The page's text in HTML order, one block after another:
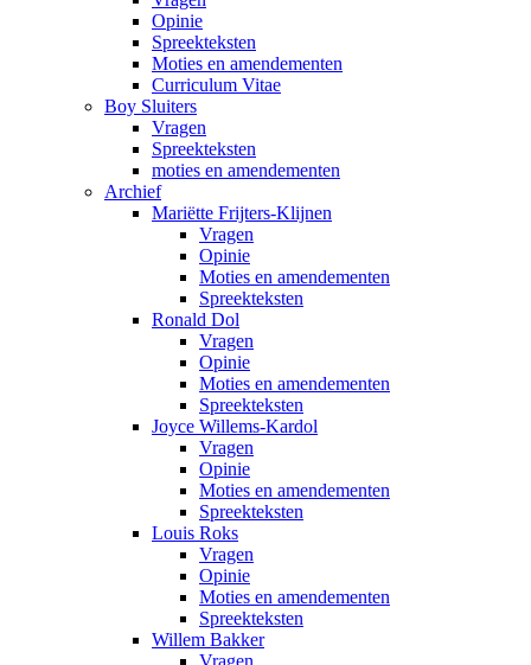
Opinie
Spreekteksten
Moties en amendementen
Curriculum Vitae
Boy Sluiters
Vragen
Spreekteksten
moties en amendementen
Archief
Mariëtte Frijters-Klijnen
Vragen
Opinie
Moties en amendementen
Spreekteksten
Ronald Dol
Vragen
Opinie
Moties en amendementen
Spreekteksten
Joyce Willems-Kardol
Vragen
Opinie
Moties en amendementen
Spreekteksten
Louis Roks
Vragen
Opinie
Moties en amendementen
Spreekteksten
Willem Bakker
Vragen